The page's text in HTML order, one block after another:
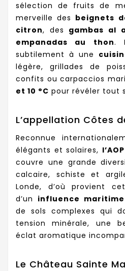
sélection de fruits de
merveille des beignets
citron, des gambas al
empanadas au thon.
subtilement à une
légère, grillades de
confits ou carpaccios
et 10 °C pour révéler tout
L’appellation Côtes
Reconnue
élégants et solaires,
couvre une grande
calcaire, schiste et
Londe, d’où provient
d’un influence
de sols complexes qui
tension minérale, une
éclat aromatique
Le Château Sainte